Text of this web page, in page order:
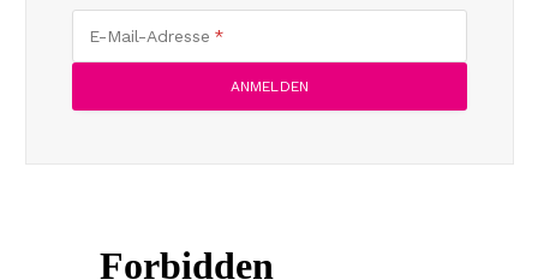
E-Mail-Adresse